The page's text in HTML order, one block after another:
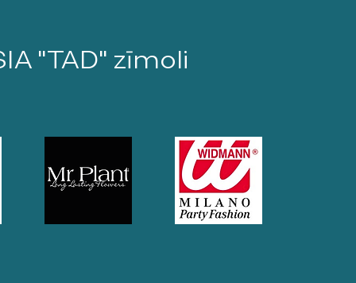
"TAD" zīmoli